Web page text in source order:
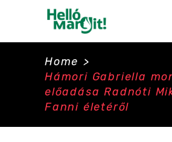
Home >
Hámori Gabriella
előadása Radnóti
Fanni életéről